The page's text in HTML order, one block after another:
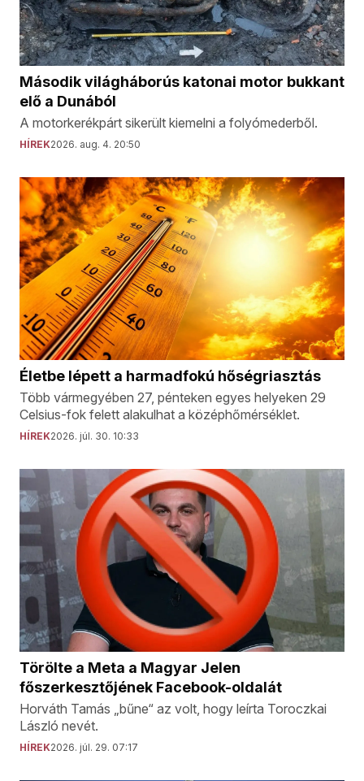
Második világháborús katonai motor bukkant
elő a Dunából
A motorkerékpárt sikerült kiemelni a folyómederből.
HÍREK2026. aug. 4. 20:50
Életbe lépett a harmadfokú hőségriasztás
Több vármegyében 27, pénteken egyes helyeken 29
Celsius-fok felett alakulhat a középhőmérséklet.
HÍREK2026. júl. 30. 10:33
Törölte a Meta a Magyar Jelen
főszerkesztőjének Facebook-oldalát
Horváth Tamás „bűne“ az volt, hogy leírta Toroczkai
László nevét.
HÍREK2026. júl. 29. 07:17